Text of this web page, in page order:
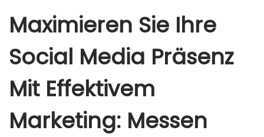
Maximieren Sie Ihre
Social Media Präsenz
Mit Effektivem
Marketing: Messen